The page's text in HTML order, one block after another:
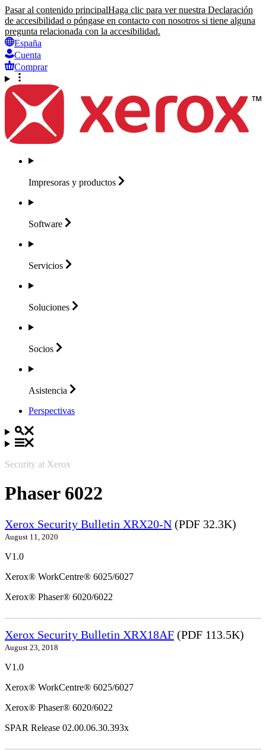
Pasar al contenido principalHaga clic para ver nuestra Declaración
de accesibilidad o póngase en contacto con nosotros si tiene alguna
pregunta relacionada con la accesibilidad.
España
Cuenta
Comprar
Impresoras y productos
Software
Servicios
Soluciones
Socios
Asistencia
Perspectivas
Security at Xerox
Phaser 6022
Xerox Security Bulletin XRX20-N (PDF 32.3K)
August 11, 2020
V1.0
Xerox® WorkCentre® 6025/6027
Xerox® Phaser® 6020/6022
Xerox Security Bulletin XRX18AF (PDF 113.5K)
August 23, 2018
V1.0
Xerox® WorkCentre® 6025/6027
Xerox® Phaser® 6020/6022
SPAR Release 02.00.06.30.393x